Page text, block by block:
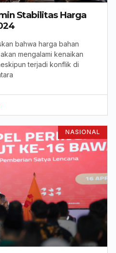
Stabilitas Harga
bahwa harga bahan
mengalami kenaikan
terjadi konflik di
NASIONAL